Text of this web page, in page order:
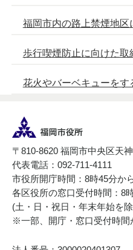
福岡市内の路上禁煙地
歩行喫煙防止に向けた取
花火やバーベキューを
〒810-8620 福岡市中央区天
代表電話：092-711-4111
市役所開庁時間：8時45分か
各区役所の窓口受付時間：8
(土・日・祝日・年末年始を
※一部、開庁・窓口受付時間